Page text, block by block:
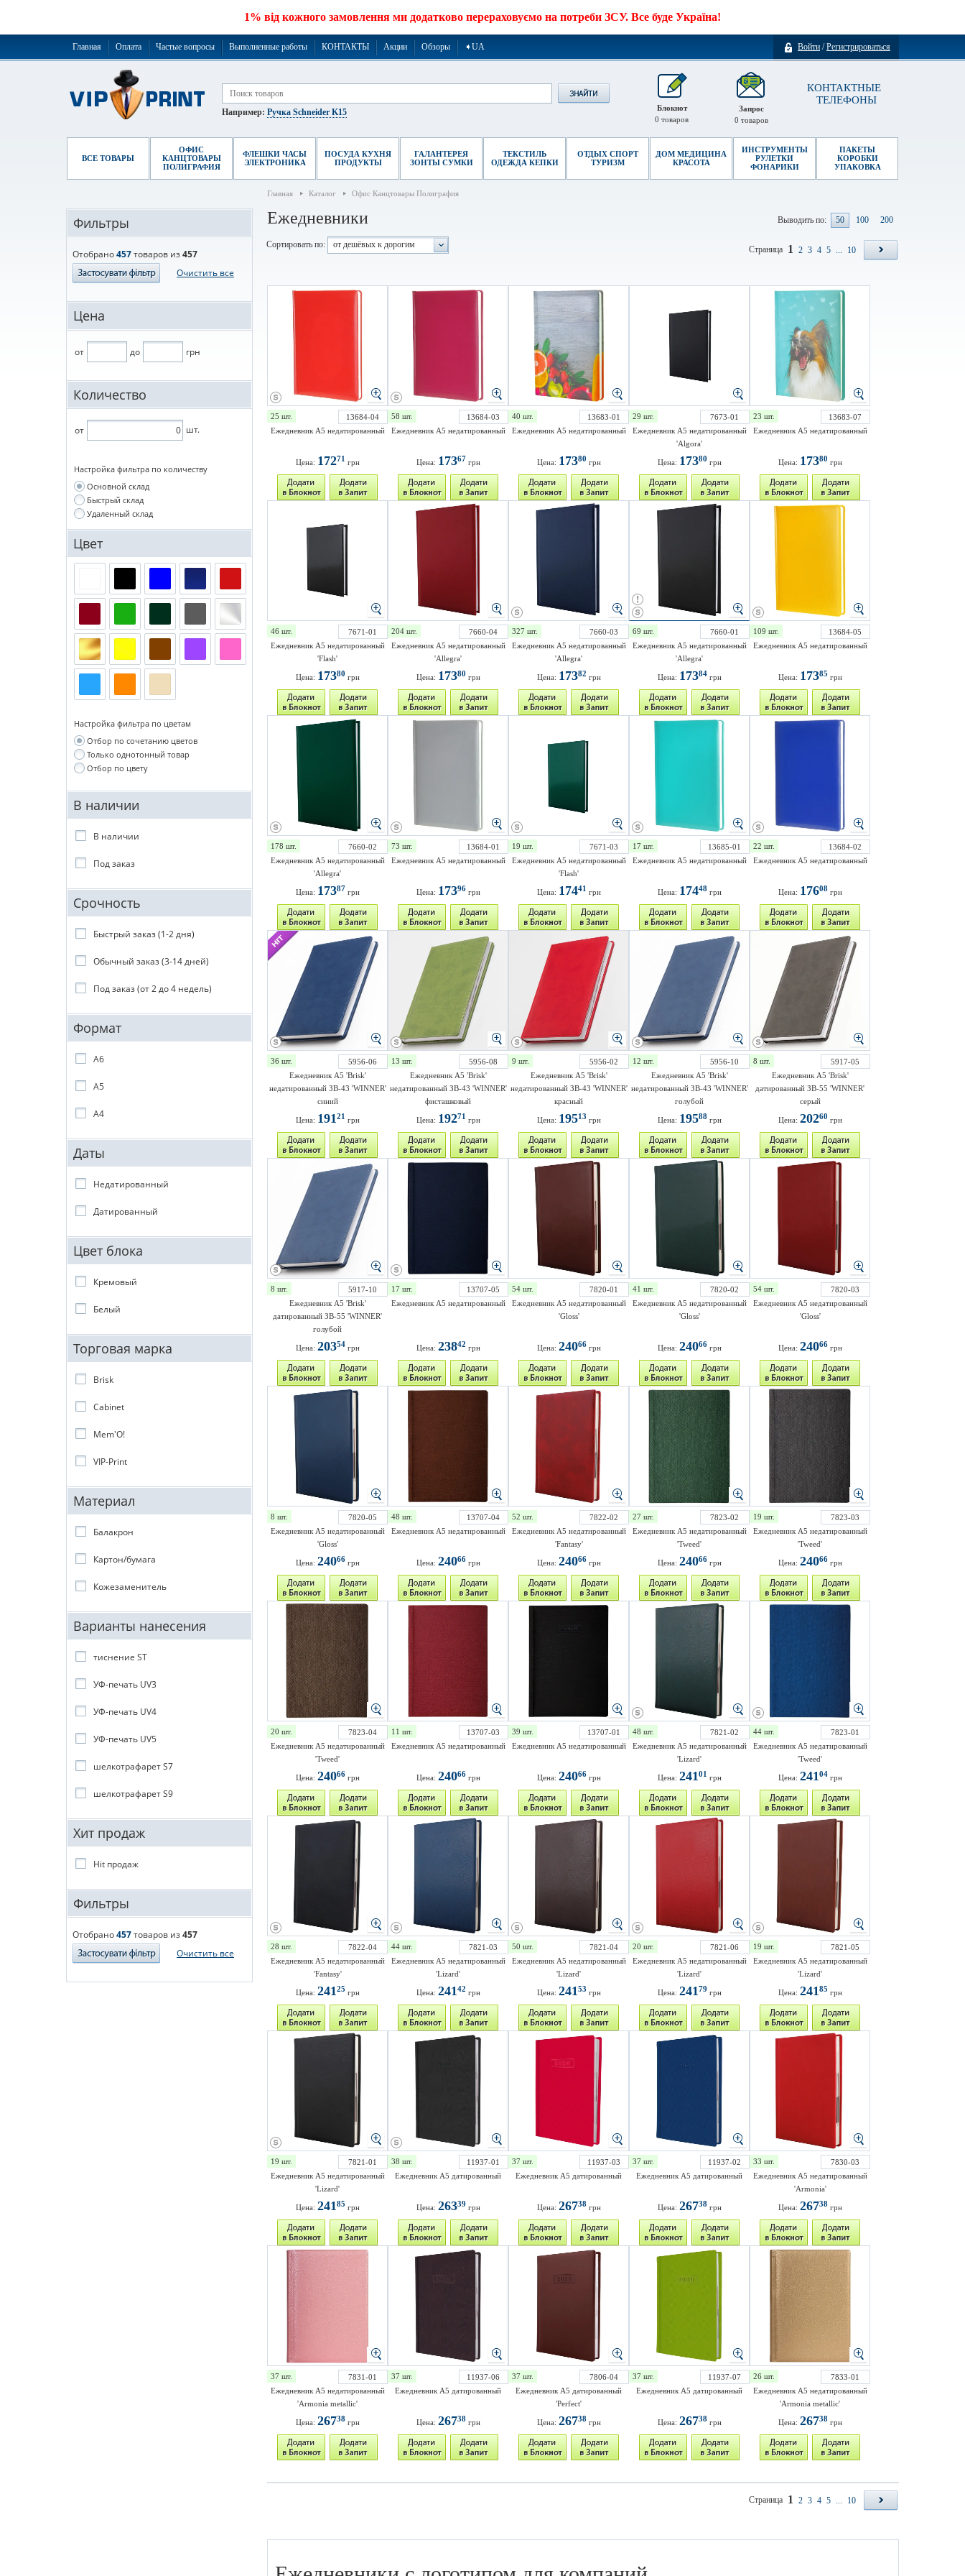
1% від кожного замовлення ми додатково перераховуємо на потреби ЗСУ. Все буде Україна!
Войти /Регистрироваться
Главная Оплата Частые вопросы Выполненные работы КОНТАКТЫ Акции Обзоры ➧UA
КОНТАКТНЫЕ
ТЕЛЕФОНЫ
Запрос
0 товаров
Например: Ручка Schneider K15
Блокнот
0 товаров
ВСЕ ТОВАРЫ
ОФИС
КАНЦТОВАРЫ
ПОЛИГРАФИЯ
ФЛЕШКИ ЧАСЫ
ЭЛЕКТРОНИКА
ПОСУДА КУХНЯ
ПРОДУКТЫ
ГАЛАНТЕРЕЯ
ЗОНТЫ СУМКИ
ТЕКСТИЛЬ
ОДЕЖДА КЕПКИ
ОТДЫХ СПОРТ
ТУРИЗМ
ДОМ МЕДИЦИНА
КРАСОТА
ИНСТРУМЕНТЫ
РУЛЕТКИ
ФОНАРИКИ
ПАКЕТЫ
КОРОБКИ
УПАКОВКА
Главная Каталог Офис Канцтовары Полиграфия
Фильтры
Отобрано457товаров из457
Очистить все
Цена
от до грн
Количество
от шт.
Настройка фильтра по количеству
Основной склад
Быстрый склад
Удаленный склад
Цвет
Настройка фильтра по цветам
Отбор по сочетанию цветов
Только однотонный товар
Отбор по цвету
В наличии
В наличии
Под заказ
Срочность
Быстрый заказ (1-2 дня)
Обычный заказ (3-14 дней)
Под заказ (от 2 до 4 недель)
Формат
A6
A5
A4
Даты
Недатированный
Датированный
Цвет блока
Кремовый
Белый
Торговая марка
Brisk
Cabinet
Mem'O!
VIP-Print
Материал
Балакрон
Картон/бумага
Кожезаменитель
Варианты нанесения
тиснение ST
УФ-печать UV3
УФ-печать UV4
УФ-печать UV5
шелкотрафарет S7
шелкотрафарет S9
Хит продаж
Hit продаж
Фильтры
Отобрано457товаров из457
Очистить все
Ежедневники Выводить по: 50 100 200
Сортировать по: от дешёвых к дорогим 1 2 3 4 5 ... 10
Страница
25 шт.
13684-04
Ежедневник А5 недатированный
Цена: 17271 грн
58 шт.
13684-03
Ежедневник А5 недатированный
Цена: 17367 грн
40 шт.
13683-01
Ежедневник А5 недатированный
Цена: 17380 грн
29 шт.
7673-01
Ежедневник A5 недатированный
'Algora'
Цена: 17380 грн
23 шт.
13683-07
Ежедневник А5 недатированный
Цена: 17380 грн
46 шт.
7671-01
Ежедневник A5 недатированный
'Flash'
Цена: 17380 грн
204 шт.
7660-04
Ежедневник A5 недатированный
'Allegra'
Цена: 17380 грн
327 шт.
7660-03
Ежедневник A5 недатированный
'Allegra'
Цена: 17382 грн
69 шт.
7660-01
Ежедневник A5 недатированный
'Allegra'
Цена: 17384грн
109 шт.
13684-05
Ежедневник А5 недатированный
Цена: 17385 грн
178 шт.
7660-02
Ежедневник A5 недатированный
'Allegra'
Цена: 17387 грн
73 шт.
13684-01
Ежедневник А5 недатированный
Цена: 17396грн
19 шт.
7671-03
Ежедневник A5 недатированный
'Flash'
Цена: 17441 грн
17 шт.
13685-01
Ежедневник А5 недатированный
Цена: 17448грн
22 шт.
13684-02
Ежедневник А5 недатированный
Цена: 17608грн
36 шт.
5956-06
Ежедневник A5 'Brisk'
недатированный ЗВ-43 'WINNER'
синий
Цена: 19121 грн
13 шт.
5956-08
Ежедневник A5 'Brisk'
недатированный ЗВ-43 'WINNER'
фисташковый
Цена: 19271 грн
9 шт.
5956-02
Ежедневник A5 'Brisk'
недатированный ЗВ-43 'WINNER'
красный
Цена: 19513 грн
12 шт.
5956-10
Ежедневник A5 'Brisk'
недатированный ЗВ-43 'WINNER'
голубой
Цена: 19588грн
8 шт.
5917-05
Ежедневник A5 'Brisk'
датированный ЗВ-55 'WINNER'
серый
Цена: 20260 грн
8 шт.
5917-10
Ежедневник A5 'Brisk'
датированный ЗВ-55 'WINNER'
голубой
Цена: 20354грн
17 шт.
13707-05
Ежедневник А5 недатированный
Цена: 23842 грн
54 шт.
7820-01
Ежедневник A5 недатированный
'Gloss'
Цена: 24066грн
41 шт.
7820-02
Ежедневник A5 недатированный
'Gloss'
Цена: 24066грн
54 шт.
7820-03
Ежедневник A5 недатированный
'Gloss'
Цена: 24066грн
8 шт.
7820-05
Ежедневник A5 недатированный
'Gloss'
Цена: 24066грн
48 шт.
13707-04
Ежедневник А5 недатированный
Цена: 24066грн
52 шт.
7822-02
Ежедневник A5 недатированный
'Fantasy'
Цена: 24066грн
27 шт.
7823-02
Ежедневник A5 недатированный
'Tweed'
Цена: 24066грн
19 шт.
7823-03
Ежедневник A5 недатированный
'Tweed'
Цена: 24066грн
20 шт.
7823-04
Ежедневник A5 недатированный
'Tweed'
Цена: 24066грн
11 шт.
13707-03
Ежедневник А5 недатированный
Цена: 24066грн
39 шт.
13707-01
Ежедневник А5 недатированный
Цена: 24066грн
48 шт.
7821-02
Ежедневник A5 недатированный
'Lizard'
Цена: 24101 грн
44 шт.
7823-01
Ежедневник A5 недатированный
'Tweed'
Цена: 24104грн
28 шт.
7822-04
Ежедневник A5 недатированный
'Fantasy'
Цена: 24125 грн
44 шт.
7821-03
Ежедневник A5 недатированный
'Lizard'
Цена: 24142 грн
50 шт.
7821-04
Ежедневник A5 недатированный
'Lizard'
Цена: 24153 грн
20 шт.
7821-06
Ежедневник A5 недатированный
'Lizard'
Цена: 24179 грн
19 шт.
7821-05
Ежедневник A5 недатированный
'Lizard'
Цена: 24185 грн
19 шт.
7821-01
Ежедневник A5 недатированный
'Lizard'
Цена: 24185 грн
38 шт.
11937-01
Ежедневник A5 датированный
Цена: 26339 грн
37 шт.
11937-03
Ежедневник A5 датированный
Цена: 26738грн
37 шт.
11937-02
Ежедневник A5 датированный
Цена: 26738грн
33 шт.
7830-03
Ежедневник A5 недатированный
'Armonia'
Цена: 26738грн
37 шт.
7831-01
Ежедневник A5 недатированный
'Armonia metallic'
Цена: 26738грн
37 шт.
11937-06
Ежедневник A5 датированный
Цена: 26738грн
37 шт.
7806-04
Ежедневник A5 датированный
'Perfect'
Цена: 26738грн
37 шт.
11937-07
Ежедневник A5 датированный
Цена: 26738грн
26 шт.
7833-01
Ежедневник A5 недатированный
'Armonia metallic'
Цена: 26738грн
1 2 3 4 5 ... 10
Страница